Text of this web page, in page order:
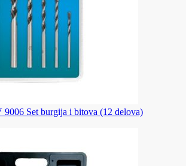
Set burgija i bitova (12 delova)